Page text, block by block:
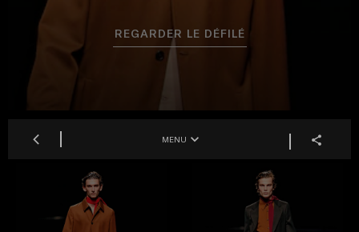
REGARDER LE DÉFILÉ
MENU